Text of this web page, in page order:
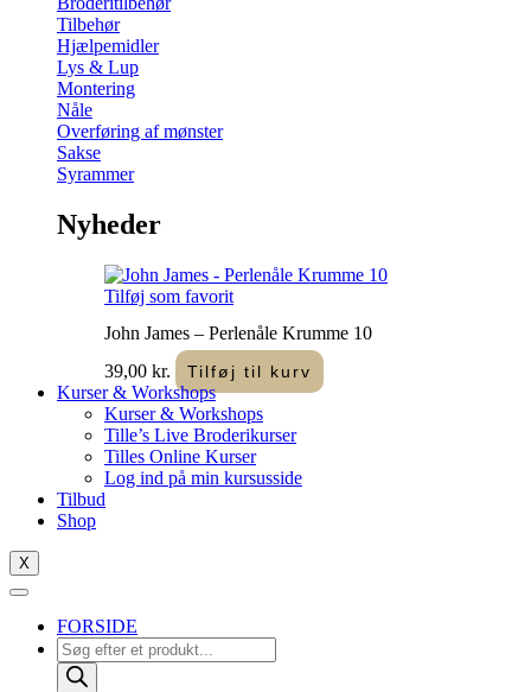
Tilbehør
Hjælpemidler
Lys & Lup
Montering
Nåle
Overføring af mønster
Sakse
Syrammer
Nyheder
Tilføj som favorit
John James – Perlenåle Krumme 10
39,00 kr. Tilføj til kurv
Kurser & Workshops
Kurser & Workshops
Tille’s Live Broderikurser
Tilles Online Kurser
Log ind på min kursusside
Tilbud
Shop
X
FORSIDE
Products
search